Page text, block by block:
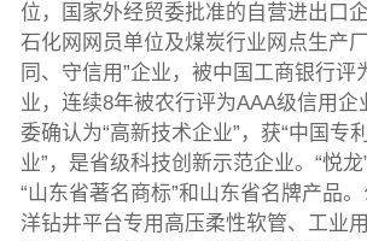
位，国家外经贸委批准的自营进出口
石化网网员单位及煤炭行业网点生产
同、守信用”企业，被中国工商银行评
业，连续8年被农行评为AAA级信用企
委确认为“高新技术企业”，获“中国专
业”，是省级科技创新示范企业。“悦
“山东省著名商标”和山东省名牌产品
洋钻井平台专用高压柔性软管、工业